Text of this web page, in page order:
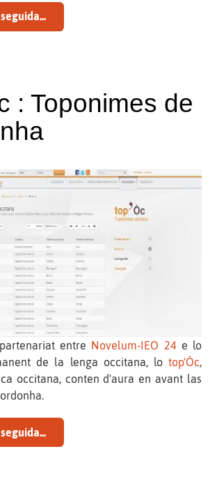
: Toponimes de
entre Novelum-IEO 24e lo
de la lenga occitana, lo top'Òc,
occitana, conten d'aura en avant las